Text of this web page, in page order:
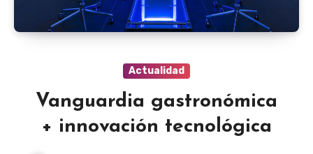
Actualidad
Vanguardia gastronómica
+ innovación tecnológica